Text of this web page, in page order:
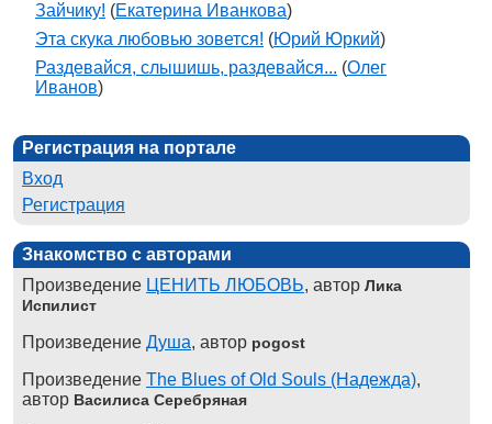
Зайчику! (Екатерина Иванкова)
Эта скука любовью зовется! (Юрий Юркий)
Раздевайся, слышишь, раздевайся... (Олег
Иванов)
Регистрация на портале
Вход
Регистрация
Знакомство с авторами
Произведение ЦЕНИТЬ ЛЮБОВЬ, автор Лика
Испилист
Произведение Душа, автор pogost
Произведение The Blues of Old Souls (Надежда),
автор Василиса Серебряная